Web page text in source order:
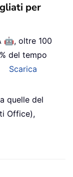
per
🤖, oltre 100
del tempo
Scarica
quelle del
Office),